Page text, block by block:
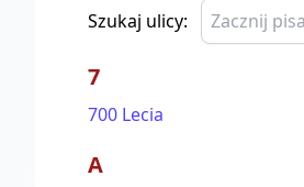
Szukaj ulicy:
7
700 Lecia
A